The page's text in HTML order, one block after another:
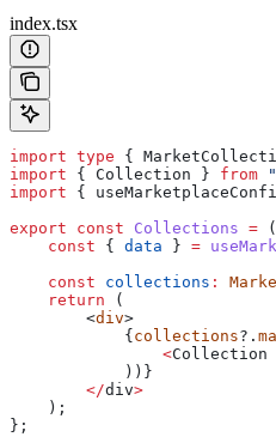
index.tsx
import type {
import { Collection } from
import {
export const Collections =
    const
{ data } =
    const
collections :
    return
(
        <
div>
            {
collections?.
                <
Collection
            ))}
        </
div>
    );
};